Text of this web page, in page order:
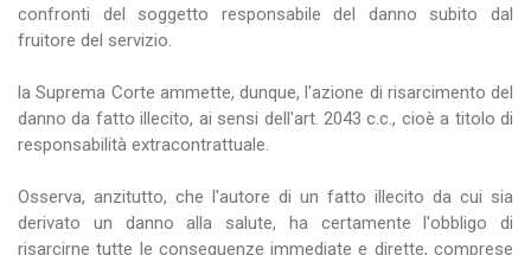
confronti del soggetto responsabile del danno subito dal
fruitore del servizio.
la Suprema Corte ammette, dunque, l'azione di risarcimento del
danno da fatto illecito, ai sensi dell'art. 2043 c.c., cioè a titolo di
responsabilità extracontrattuale.
Osserva, anzitutto, che l'autore di un fatto illecito da cui sia
derivato un danno alla salute, ha certamente l'obbligo di
risarcirne tutte le conseguenze immediate e dirette, comprese